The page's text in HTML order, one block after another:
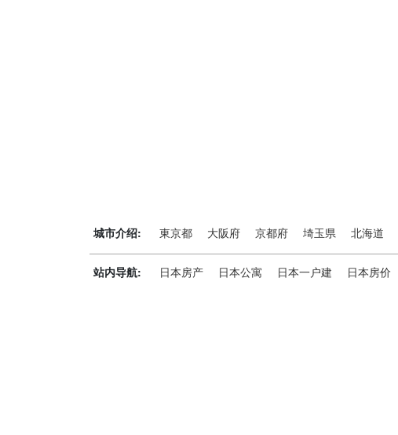
城市介绍: 東京都 大阪府 京都府 埼玉県 北海道
站内导航: 日本房产 日本公寓 日本一户建 日本房价